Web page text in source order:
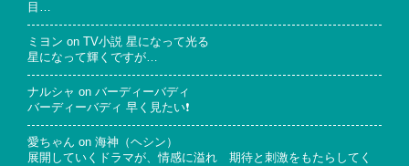
目…
ミヨン on
TV小説 星になって光る
星になって輝くですが…
ナルシャ on バーディーバディ
バーディーバディ 早く見たい❗
愛ちゃん on 海神（ヘシン）
展開していくドラマが、情感に溢れ 期待と刺激をもたらしてく